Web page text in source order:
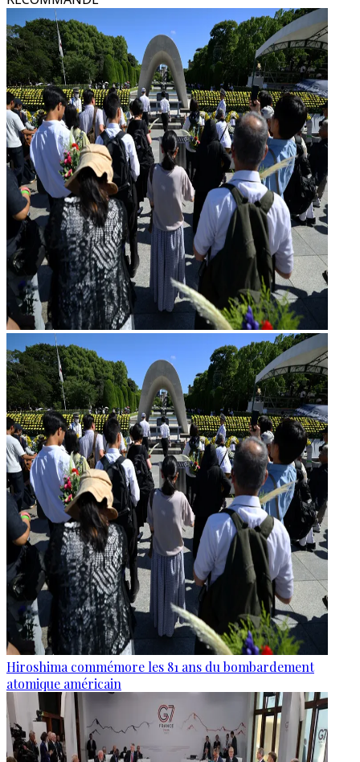
Hiroshima commémore les 81 ans du bombardement
atomique américain